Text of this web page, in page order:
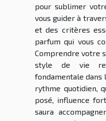
pour sublimer
vous guider à
et des critères
parfum qui vous
Comprendre votre
style de vie
fondamentale dans
rythme quotidien,
posé, influence
saura